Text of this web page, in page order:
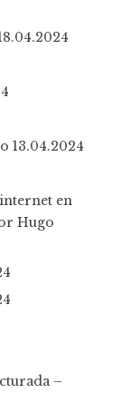
13.04.2024
en
Hugo
–